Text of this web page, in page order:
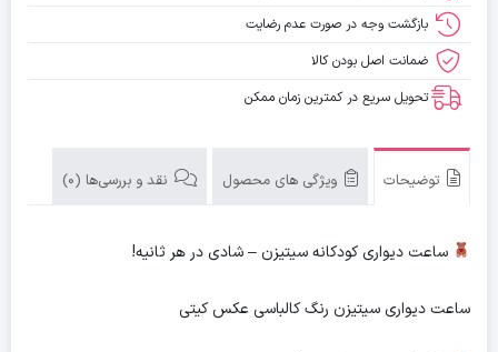
بازگشت وجه در صورت عدم رضایت
ضمانت اصل بودن کالا
تحویل سریع در کمترین زمان ممکن
توضیحات ویژگی های محصول نقد و بررسی‌ها (0)
ساعت دیواری کودکانه سیتیزن – شادی در هر ثانیه!
ساعت دیواری سیتیزن رنگ کالباسی عکس کیتی